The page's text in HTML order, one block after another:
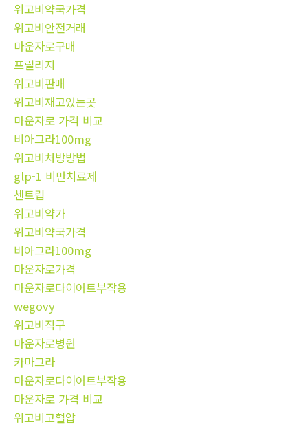
위고비약국가격
위고비안전거래
마운자로구매
프릴리지
위고비판매
위고비재고있는곳
마운자로 가격 비교
비아그라100mg
위고비처방방법
glp-1 비만치료제
센트립
위고비약가
위고비약국가격
비아그라100mg
마운자로가격
마운자로다이어트부작용
wegovy
위고비직구
마운자로병원
카마그라
마운자로다이어트부작용
마운자로 가격 비교
위고비고혈압